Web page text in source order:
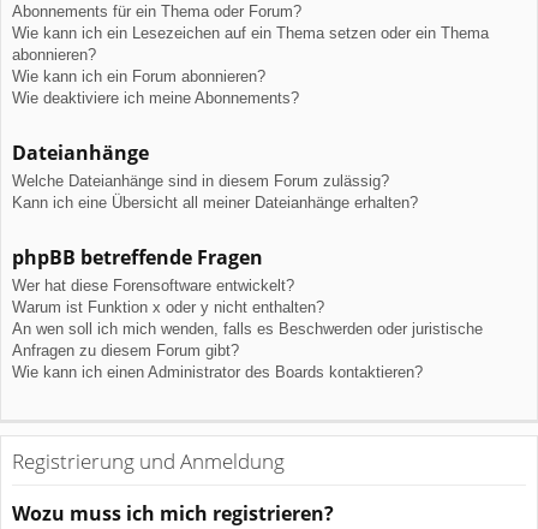
Abonnements für ein Thema oder Forum?
Wie kann ich ein Lesezeichen auf ein Thema setzen oder ein Thema
abonnieren?
Wie kann ich ein Forum abonnieren?
Wie deaktiviere ich meine Abonnements?
Dateianhänge
Welche Dateianhänge sind in diesem Forum zulässig?
Kann ich eine Übersicht all meiner Dateianhänge erhalten?
phpBB betreffende Fragen
Wer hat diese Forensoftware entwickelt?
Warum ist Funktion x oder y nicht enthalten?
An wen soll ich mich wenden, falls es Beschwerden oder juristische
Anfragen zu diesem Forum gibt?
Wie kann ich einen Administrator des Boards kontaktieren?
Registrierung und Anmeldung
Wozu muss ich mich registrieren?